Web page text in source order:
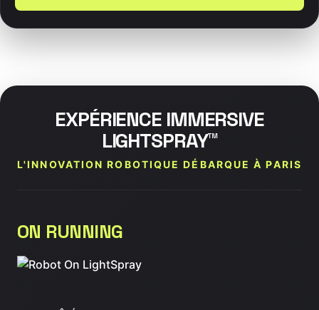
EXPÉRIENCE IMMERSIVE
LIGHTSPRAY™
L'INNOVATION ROBOTIQUE DÉBARQUE À PARIS
ON RUNNING